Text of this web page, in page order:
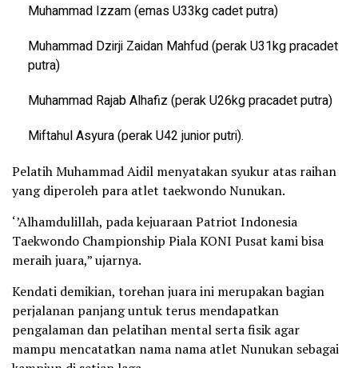
Muhammad Izzam (emas U33kg cadet putra)
Muhammad Dzirji Zaidan Mahfud (perak U31kg pracadet
putra)
Muhammad Rajab Alhafiz (perak U26kg pracadet putra)
Miftahul Asyura (perak U42 junior putri).
Pelatih Muhammad Aidil menyatakan syukur atas raihan
yang diperoleh para atlet taekwondo Nunukan.
‘’Alhamdulillah, pada kejuaraan Patriot Indonesia
Taekwondo Championship Piala KONI Pusat kami bisa
meraih juara,” ujarnya.
Kendati demikian, torehan juara ini merupakan bagian
perjalanan panjang untuk terus mendapatkan
pengalaman dan pelatihan mental serta fisik agar
mampu mencatatkan nama nama atlet Nunukan sebagai